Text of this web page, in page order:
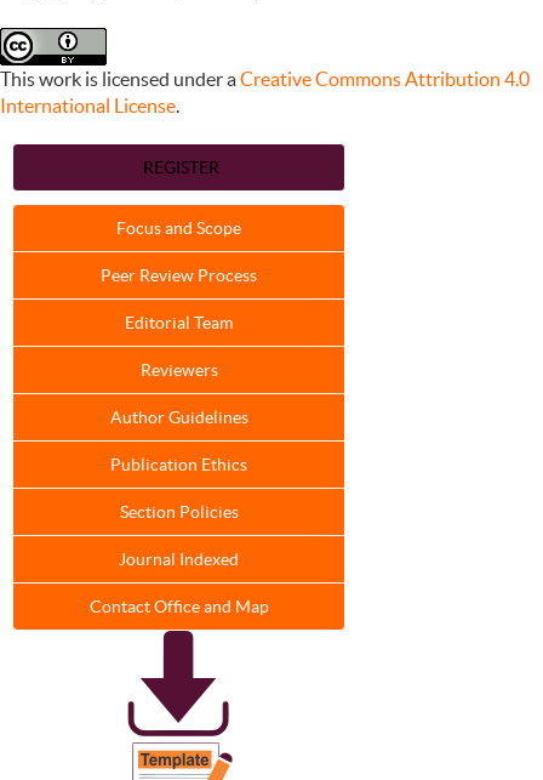
This work is licensed under aCreative Commons Attribution 4.0
International License.
REGISTER
Focus and Scope
Peer Review Process
Editorial Team
Reviewers
Author Guidelines
Publication Ethics
Section Policies
Journal Indexed
Contact Office and Map